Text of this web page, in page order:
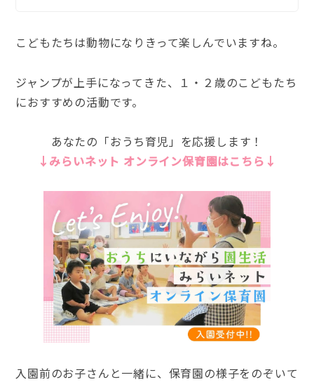
こどもたちは動物になりきって楽しんでいますね。
ジャンプが上手になってきた、１・２歳のこどもたち
におすすめの活動です。
あなたの「おうち育児」を応援します！
↓みらいネット オンライン保育園はこちら↓
入園前のお子さんと一緒に、保育園の様子をのぞいて